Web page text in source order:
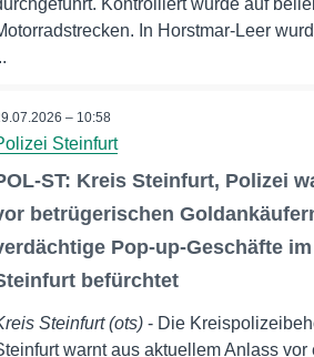
Kontrolliert wurde auf
In Horstmar-Leer
– 10:58
Steinfurt
ST: Kreis Steinfurt, Polizei
betrügerischen
Pop-up-Geschäfte
befürchtet
Steinfurt (ots) - Die
warnt aus aktuellem Anlass vor